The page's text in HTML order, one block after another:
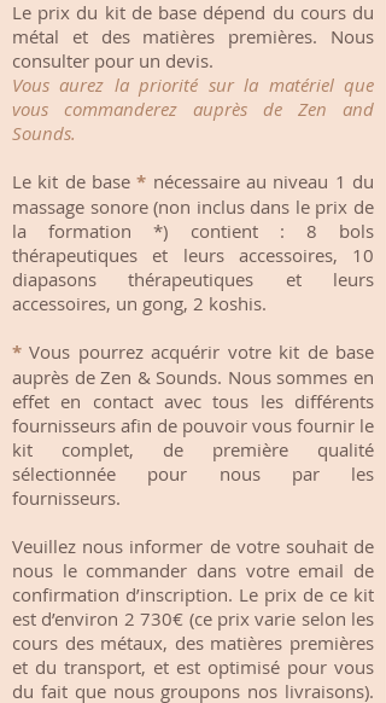
Le prix du kit de base dépend du cours du
métal et des matières premières. Nous
consulter pour un devis.
Vous aurez la priorité sur la matériel que
vous commanderez auprès de Zen and
Sounds.
Le kit de base* nécessaire au niveau 1 du
massage sonore (non inclus dans le prix de
la formation *) contient : 8 bols
thérapeutiques et leurs accessoires, 10
diapasons thérapeutiques et leurs
accessoires, un gong, 2 koshis.
*Vous pourrez acquérir votre kit de base
auprès de Zen & Sounds. Nous sommes en
effet en contact avec tous les différents
fournisseurs afin de pouvoir vous fournir le
kit complet, de première qualité
sélectionnée pour nous par les
fournisseurs.
Veuillez nous informer de votre souhait de
nous le commander dans votre email de
confirmation d’inscription. Le prix de ce kit
est d’environ 2 730€ (ce prix varie selon les
cours des métaux, des matières premières
et du transport, et est optimisé pour vous
du fait que nous groupons nos livraisons).